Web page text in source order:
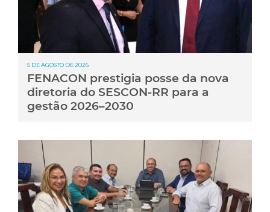
5 DE AGOSTO DE 2026
FENACON prestigia posse da nova
diretoria do SESCON-RR para a
gestão 2026–2030